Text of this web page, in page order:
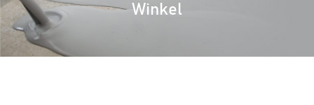
Winkel